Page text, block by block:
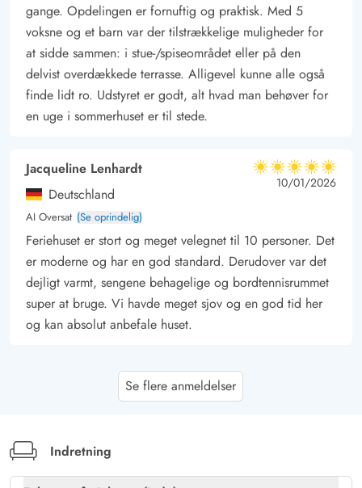
gange. Opdelingen er fornuftig og praktisk. Med 5
voksne og et barn var der tilstrækkelige muligheder for
at sidde sammen: i stue-/spiseområdet eller på den
delvist overdækkede terrasse. Alligevel kunne alle også
finde lidt ro. Udstyret er godt, alt hvad man behøver for
en uge i sommerhuset er til stede.
Jacqueline Lenhardt
Deutschland
AI Oversat (Se oprindelig)
5 ud af 5
5 ud af 5
5 out of 5
10/01/2026
Feriehuset er stort og meget velegnet til 10 personer. Det
er moderne og har en god standard. Derudover var det
dejligt varmt, sengene behagelige og bordtennisrummet
super at bruge. Vi havde meget sjov og en god tid her
og kan absolut anbefale huset.
Sommerhuset har en dejlig beliggenhed, ca. 10-15
Se flere anmeldelser
Indretning